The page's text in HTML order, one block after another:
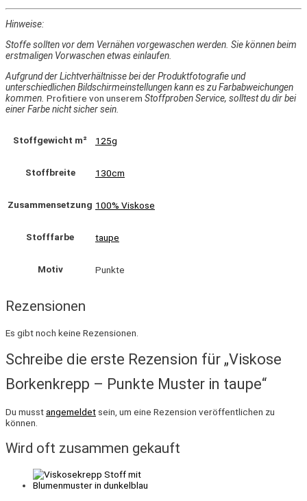
Hinweise:
Stoffe sollten vor dem Vernähen vorgewaschen werden. Sie können beim
erstmaligen Vorwaschen etwas einlaufen.
Aufgrund der Lichtverhältnisse bei der Produktfotografie und
unterschiedlichen Bildschirmeinstellungen kann es zu Farbabweichungen
kommen. Profitiere von unserem Stoffproben Service, solltest du dir bei
einer Farbe nicht sicher sein.
Stoffgewicht m² 125g
Stoffbreite 130cm
Zusammensetzung 100% Viskose
Stofffarbe taupe
Motiv Punkte
Rezensionen
Es gibt noch keine Rezensionen.
Schreibe die erste Rezension für „Viskose
Borkenkrepp – Punkte Muster in taupe“
Du musstangemeldet sein, um eine Rezension veröffentlichen zu
können.
Wird oft zusammen gekauft